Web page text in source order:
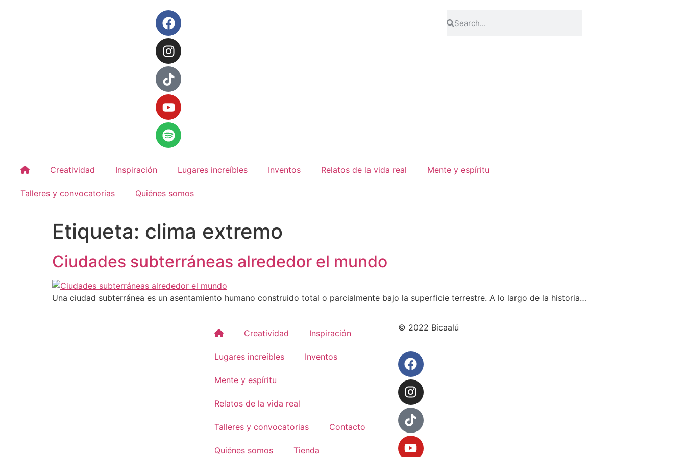
Creatividad Inspiración Lugares increíbles Inventos Relatos de la vida real Mente y espíritu
Talleres y convocatorias Quiénes somos
Etiqueta: clima extremo
Ciudades subterráneas alrededor el mundo
Una ciudad subterránea es un asentamiento humano construido total o parcialmente bajo la superficie terrestre. A lo largo de la historia…
Creatividad Inspiración
Lugares increíbles Inventos
Mente y espíritu
Relatos de la vida real
Talleres y convocatorias Contacto
Quiénes somos Tienda
© 2022 Bicaalú